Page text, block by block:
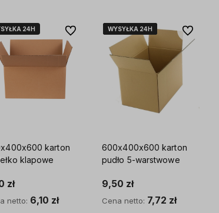
24H
karton
klapowe
zł
netto: 6,10 zł
Do ulubionychWYSYŁKA 24H
WYSYŁKA 24H
WYSYŁKA 24H
WYSYŁKA 24H
WYSYŁKA 24H
600x400x600 karton
pudło 5-warstwowe
9,50 zł
Cena netto: 7,72 zł
Do